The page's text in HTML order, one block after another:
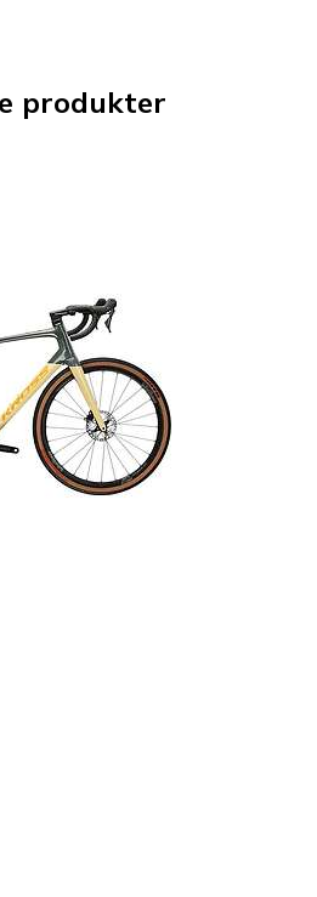
produkter